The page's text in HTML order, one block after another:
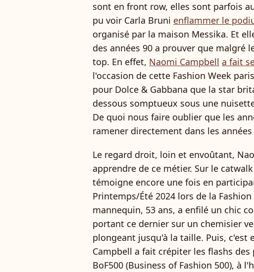
sont en front row, elles sont parfois
pu voir Carla Bruni enflammer le
organisé par la maison Messika. Et
des années 90 a prouver que malgré
top. En effet, Naomi Campbell a fait
l'occasion de cette Fashion Week
pour Dolce & Gabbana que la star
dessous somptueux sous une
De quoi nous faire oublier que les
ramener directement dans les années
Le regard droit, loin et envoûtant,
apprendre de ce métier. Sur le
témoigne encore une fois en
Printemps/Été 2024 lors de la Fashion
mannequin, 53 ans, a enfilé un chic
portant ce dernier sur un chemisier
plongeant jusqu'à la taille. Puis, c'est
Campbell a fait crépiter les flashs
BoF500 (Business of Fashion 500), à